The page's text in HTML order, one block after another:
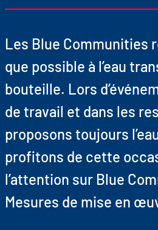
Les Blue Communities
que possible à l’eau
bouteille. Lors
de travail et dans les
proposons toujours
profitons de cette
l’attention sur Blue
Mesures de mise en